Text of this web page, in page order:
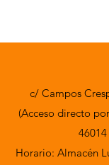
c/ Campos
(Acceso directo
Horario: Almacén